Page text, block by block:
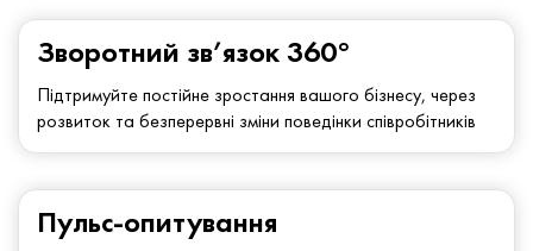
Зворотний зв’язок 360°
Підтримуйте постійне зростання вашого бізнесу, через
розвиток та безперервні зміни поведінки співробітників
Пульс-опитування